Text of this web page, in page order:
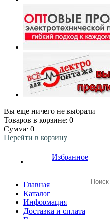
Вы еще ничего не выбрали
Товаров в корзине: 0
Сумма: 0
Перейти в корзину
Избранное
Главная
Каталог
Информация
Доставка и оплата